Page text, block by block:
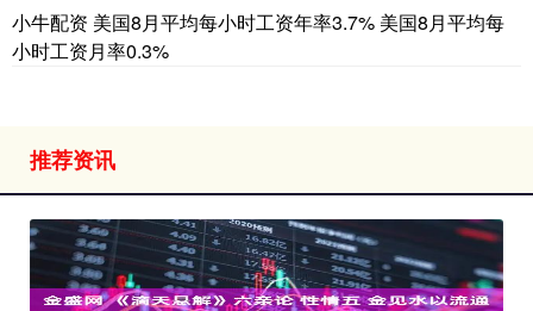
小牛配资 美国8月平均每小时工资年率3.7% 美国8月平均每
小时工资月率0.3%
推荐资讯